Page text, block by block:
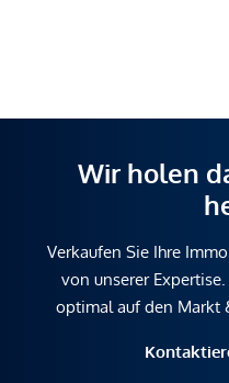
Wir holen
Verkaufen Sie Ihre
von unserer
optimal auf den Markt